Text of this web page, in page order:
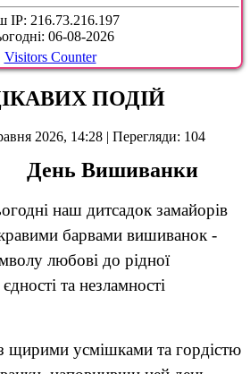
IP: 216.73.216.197
06-08-2026
Visitors Counter
ПОДІЙ
2026, 14:28 | Перегляди: 104
День Вишиванки
наш дитсадок замайорів
барвами вишиванок -
любові до рідної
та незламності
щирими усмішками та гордістю